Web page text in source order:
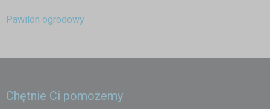
Pawilon ogrodowy
Chętnie Ci pomożemy